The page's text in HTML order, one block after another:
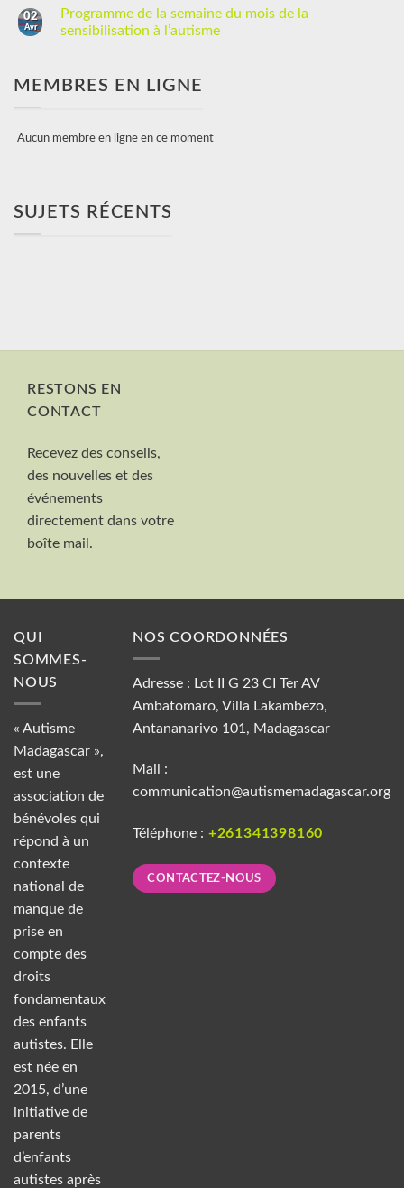
02
Avr
Programme de la semaine du mois de la
sensibilisation à l’autisme
MEMBRES EN LIGNE
Aucun membre en ligne en ce moment
SUJETS RÉCENTS
RESTONS EN
CONTACT
Recevez des conseils,
des nouvelles et des
événements
directement dans votre
boîte mail.
QUI
SOMMES-
NOUS
« Autisme
Madagascar »,
est une
association de
bénévoles qui
répond à un
contexte
national de
manque de
prise en
compte des
droits
fondamentaux
des enfants
autistes. Elle
est née en
2015, d’une
initiative de
parents
d’enfants
autistes après
NOS COORDONNÉES
Adresse : Lot II G 23 CI Ter AV
Ambatomaro, Villa Lakambezo,
Antananarivo 101, Madagascar
Mail :
communication@autismemadagascar.org
Téléphone : +261341398160
CONTACTEZ-NOUS